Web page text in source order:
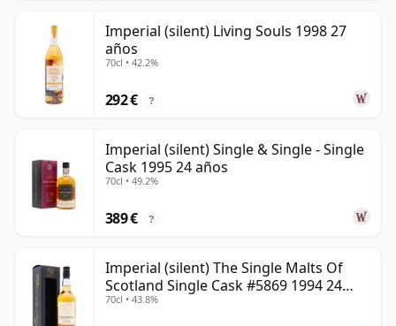
Imperial (silent) Living Souls 1998 27
años
70cl • 42.2%
292 € ?
Imperial (silent) Single & Single - Single
Cask 1995 24 años
70cl • 49.2%
389 € ?
Imperial (silent) The Single Malts Of
Scotland Single Cask #5869 1994 24
años
70cl • 43.8%